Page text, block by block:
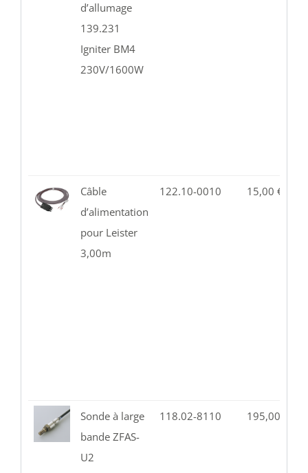
d’allumage
139.231
Igniter BM4
230V/1600W
Câble
d’alimentation
pour Leister
3,00m
122.10-0010 15,00 €
Sonde à large
bande ZFAS-
U2
118.02-8110 195,00